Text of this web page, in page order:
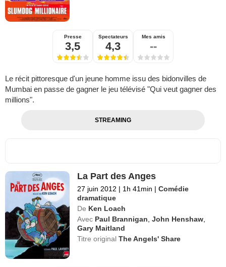
Presse
3,5
Spectateurs
4,3
Mes amis
--
Le récit pittoresque d'un jeune homme issu des bidonvilles de
Mumbai en passe de gagner le jeu télévisé "Qui veut gagner des
millions".
STREAMING
La Part des Anges
27 juin 2012 | 1h 41min | Comédie
dramatique
De Ken Loach
Avec Paul Brannigan ,John Henshaw
Gary Maitland
Titre originalThe Angels' Share